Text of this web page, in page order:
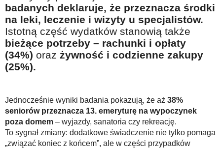
badanych deklaruje, że przeznacza środki
na leki, leczenie i wizyty u specjalistów.
Istotną część wydatków stanowią także
bieżące potrzeby – rachunki i opłaty
(34%) oraz żywność i codzienne zakupy
(25%).
Jednocześnie wyniki badania pokazują, że aż 38%
seniorów przeznacza 13. emeryturę na wypoczynek
poza domem – wyjazdy, sanatoria czy rekreację.
To sygnał zmiany: dodatkowe świadczenie nie tylko pomaga
„związać koniec z końcem”, ale w części przypadków